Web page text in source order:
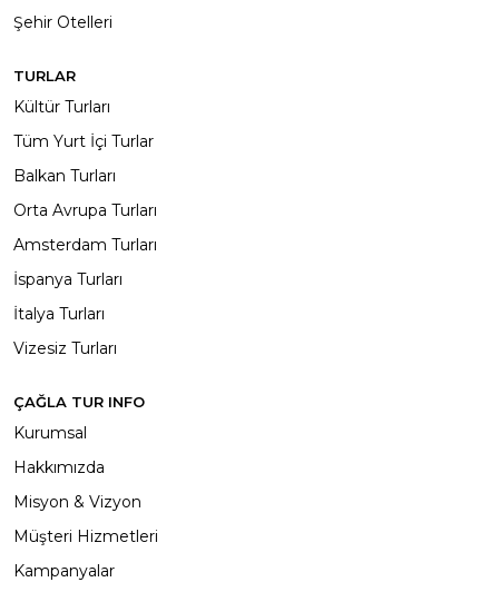
Şehir Otelleri
TURLAR
Kültür Turları
Tüm Yurt İçi Turlar
Balkan Turları
Orta Avrupa Turları
Amsterdam Turları
İspanya Turları
İtalya Turları
Vizesiz Turları
ÇAĞLA TUR INFO
Kurumsal
Hakkımızda
Misyon & Vizyon
Müşteri Hizmetleri
Kampanyalar